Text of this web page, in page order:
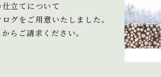
立てについて
グをご用意いたしました。
らご請求ください。